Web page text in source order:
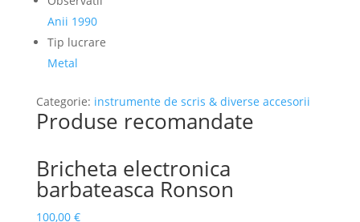
Anii 1990
Tip lucrare
Metal
Categorie: instrumente de scris & diverse accesorii
Produse recomandate
Bricheta electronica
barbateasca Ronson
100,00 €